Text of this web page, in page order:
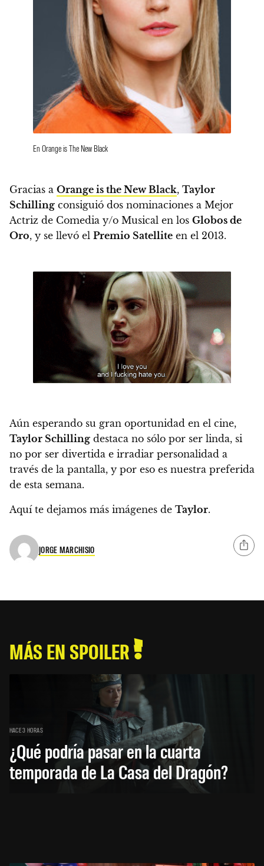
En Orange is The New Black
Gracias a Orange is the New Black, Taylor
Schilling consiguió dos nominaciones a Mejor
Actriz de Comedia y/o Musical en los Globos de
Oro, y se llevó el Premio Satellite en el 2013.
Aún esperando su gran oportunidad en el cine,
Taylor Schilling destaca no sólo por ser linda, si
no por ser divertida e irradiar personalidad a
través de la pantalla, y por eso es nuestra preferida
de esta semana.
Aquí te dejamos más imágenes de Taylor.
JORGE MARCHISIO
MÁS EN SPOILER
HACE 3 HORAS
¿Qué podría pasar en la cuarta
temporada de La Casa del Dragón?